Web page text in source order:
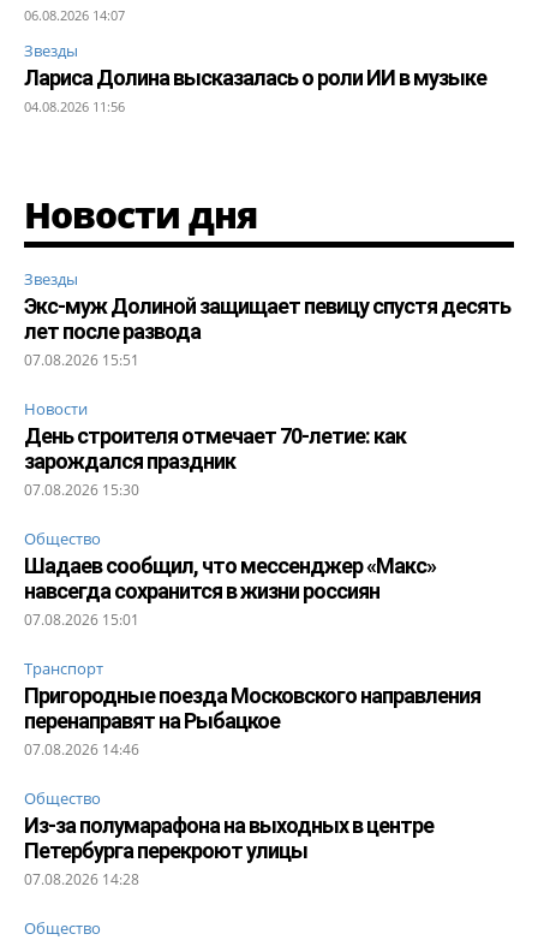
06.08.2026 14:07
Звезды
Лариса Долина высказалась о роли ИИ в музыке
04.08.2026 11:56
Новости дня
Звезды
Экс-муж Долиной защищает певицу спустя десять
лет после развода
07.08.2026 15:51
Новости
День строителя отмечает 70-летие: как
зарождался праздник
07.08.2026 15:30
Общество
Шадаев сообщил, что мессенджер «Макс»
навсегда сохранится в жизни россиян
07.08.2026 15:01
Транспорт
Пригородные поезда Московского направления
перенаправят на Рыбацкое
07.08.2026 14:46
Общество
Из-за полумарафона на выходных в центре
Петербурга перекроют улицы
07.08.2026 14:28
Общество